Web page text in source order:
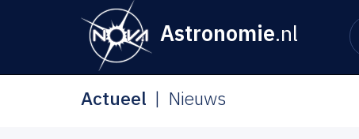
Astronomie.nl
Actueel Nieuws